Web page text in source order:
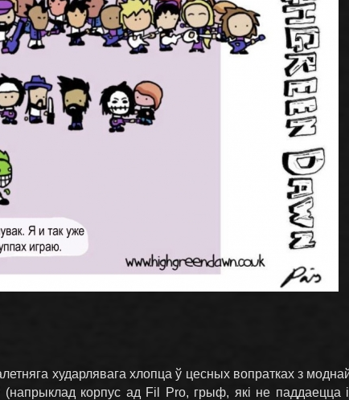
хударлявага хлопца ў цесных вопратках з
(напрыклад корпус ад Fil Pro, грыф, які не паддаецца